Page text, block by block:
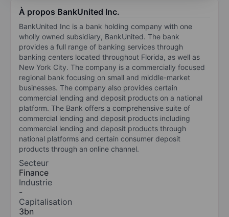
À propos BankUnited Inc.
BankUnited Inc is a bank holding company with one
wholly owned subsidiary, BankUnited. The bank
provides a full range of banking services through
banking centers located throughout Florida, as well as
New York City. The company is a commercially focused
regional bank focusing on small and middle-market
businesses. The company also provides certain
commercial lending and deposit products on a national
platform. The Bank offers a comprehensive suite of
commercial lending and deposit products including
commercial lending and deposit products through
national platforms and certain consumer deposit
products through an online channel.
Secteur
Finance
Industrie
-
Capitalisation
3bn